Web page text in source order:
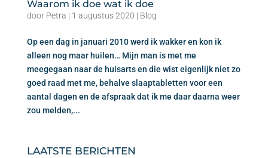
Waarom ik doe wat ik doe
door Petra | 1 augustus 2020 | Blog
Op een dag in januari 2010 werd ik wakker en kon ik
alleen nog maar huilen… Mijn man is met me
meegegaan naar de huisarts en die wist eigenlijk niet zo
goed raad met me, behalve slaaptabletten voor een
aantal dagen en de afspraak dat ik me daar daarna weer
zou melden,...
Laatste berichten